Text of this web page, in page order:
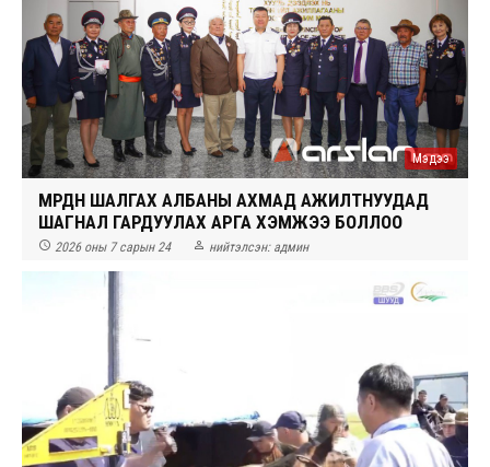
Мэдээ
МӨРДӨН ШАЛГАХ АЛБАНЫ АХМАД АЖИЛТНУУДАД
ШАГНАЛ ГАРДУУЛАХ АРГА ХЭМЖЭЭ БОЛЛОО
 2026 оны 7 сарын 24  нийтэлсэн: админ